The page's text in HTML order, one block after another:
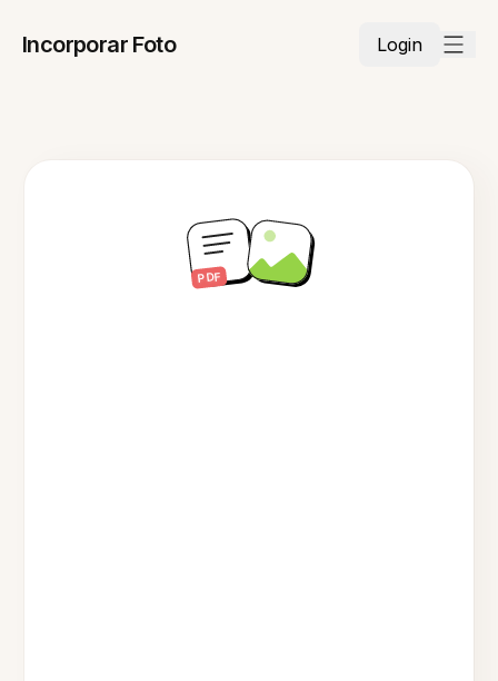
Incorporar Foto Login